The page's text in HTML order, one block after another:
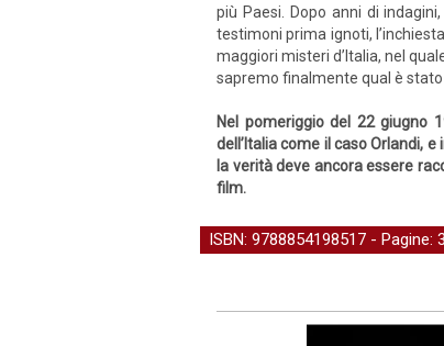
più Paesi. Dopo anni di
testimoni prima ignoti,
maggiori misteri d’Italia, nel
sapremo finalmente qual è
Nel pomeriggio del 22 giugno
dell’Italia come il caso Orlandi,
la verità deve ancora essere
film.
ISBN: 9788854198517 - Pagine: